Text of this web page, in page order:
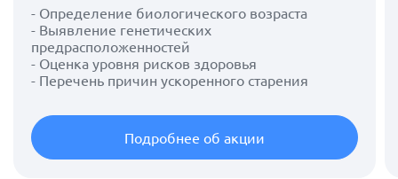
- Определение биологического возраста
- Выявление генетических
предрасположенностей
- Оценка уровня рисков здоровья
- Перечень причин ускоренного старения
Подробнее об акции